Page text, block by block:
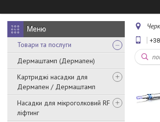
Товари та послуги
Дермаштамп (Дермапен)
Картриджі насадки для
Дермапен / Дермаштамп
Насадки для мікроголковий RF
ліфтинг